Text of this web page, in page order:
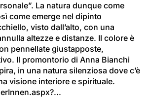
La natura dunque come
come emerge nel dipinto
visto dall’alto, con una
altezze e distanze. Il colore è
pennellate giustapposte,
Il promontorio di Anna Bianchi
in una natura silenziosa dove c’è
visione interiore e spirituale.